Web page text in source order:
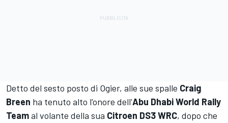
Detto del sesto posto di Ogier, alle sue spalle Craig
Breen ha tenuto alto l'onore dell'Abu Dhabi World Rally
Teamal volante della sua Citroen DS3 WRC, dopo che